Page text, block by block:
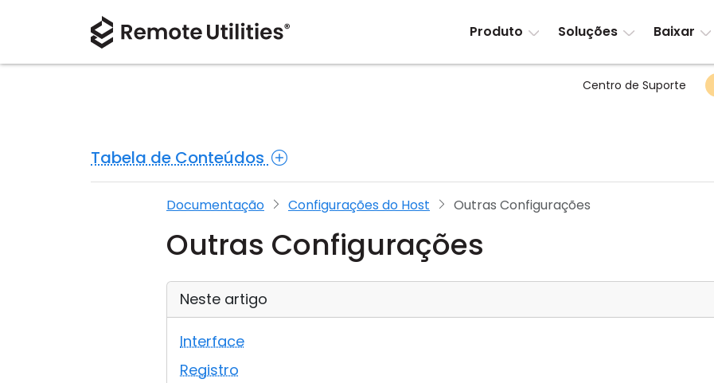
Produto Soluções Baixar
Centro de Suporte
Tabela de Conteúdos
Documentação Configurações do Host Outras Configurações
Outras Configurações
Neste artigo
Interface
Registro